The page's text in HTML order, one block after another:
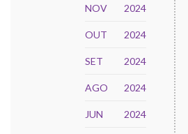
NOV 2024
OUT 2024
SET 2024
AGO 2024
JUN 2024